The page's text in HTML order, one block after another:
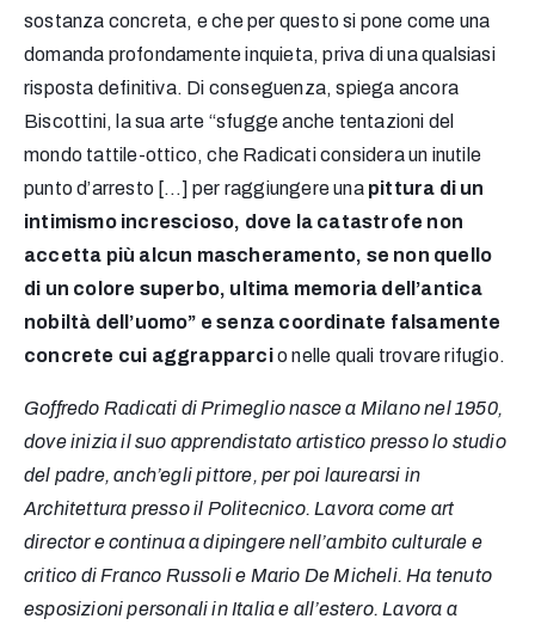
sostanza concreta, e che per questo si pone come una
domanda profondamente inquieta, priva di una qualsiasi
risposta definitiva. Di conseguenza, spiega ancora
Biscottini, la sua arte “sfugge anche tentazioni del
mondo tattile-ottico, che Radicati considera un inutile
punto d’arresto […] per raggiungere una pittura di un
intimismo increscioso, dove la catastrofe non
accetta più alcun mascheramento, se non quello
di un colore superbo, ultima memoria dell’antica
nobiltà dell’uomo” e senza coordinate falsamente
concrete cui aggrapparcio nelle quali trovare rifugio.
Goffredo Radicati di Primeglio nasce a Milano nel 1950,
dove inizia il suo apprendistato artistico presso lo studio
del padre, anch’egli pittore, per poi laurearsi in
Architettura presso il Politecnico. Lavora come art
director e continua a dipingere nell’ambito culturale e
critico di Franco Russoli e Mario De Micheli. Ha tenuto
esposizioni personali in Italia e all’estero. Lavora a